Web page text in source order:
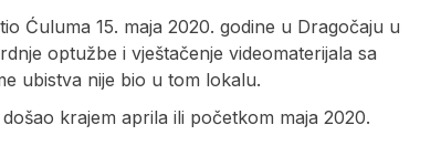
Ćuluma 15. maja 2020. godine u Dragočaju u
optužbe i vještačenje videomaterijala sa
ubistva nije bio u tom lokalu.
krajem aprila ili početkom maja 2020.